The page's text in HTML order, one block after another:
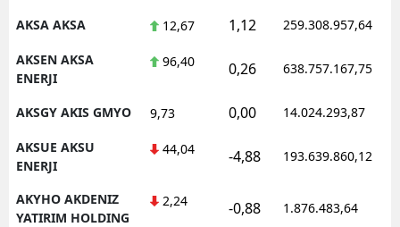
AKSA AKSA 12,67 1,12 259.308.957,64
AKSEN AKSA
ENERJI
96,40 0,26 638.757.167,75
AKSGY AKIS GMYO 9,73 0,00 14.024.293,87
AKSUE AKSU
ENERJI
44,04 -4,88 193.639.860,12
AKYHO AKDENIZ
YATIRIM HOLDING
2,24 -0,88 1.876.483,64